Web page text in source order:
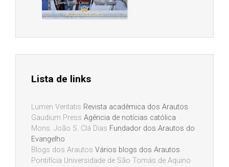
Lista de links
Lumen Veritatis Revista acadêmica dos Arautos
Gaudium Press Agência de notícias católica
Mons. João S. Clá Dias Fundador dos Arautos do
Evangelho
Blogs dos Arautos Vários blogs dos Arautos
Pontifícia Universidade de São Tomás de Aquino